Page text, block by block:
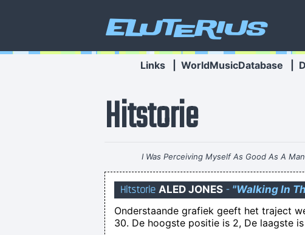
Eluterius
Links WorldMusicDatabase
Hitstorie
I Was Perceiving Myself As Good As A
Interesting Statement To Make
Jaskankas Edgardaskasjas
Hitstorie ALED JONES - "Walking In
Onderstaande grafiek geeft het traject
30. De hoogste positie is 2, De laagste